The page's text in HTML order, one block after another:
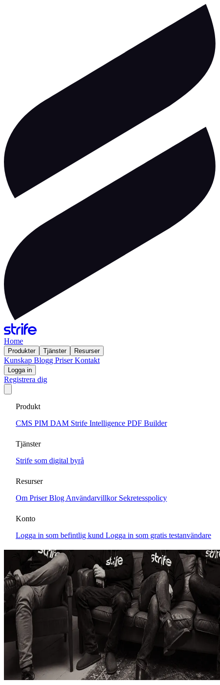
Home
Produkter Tjänster Resurser
Kunskap Blogg PriserKontakt
Logga in
Registrera dig
Produkt
CMS PIM DAM Strife Intelligence PDF Builder
Tjänster
Strife som digital byrå
Resurser
Om PriserBlog Användarvillkor Sekretesspolicy
Konto
Logga in som befintlig kund Logga in som gratis testanvändare
Banar väg för en ljusare digital framtid